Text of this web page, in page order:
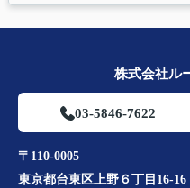
株式会社ル
03-5846-7622
〒110-0005
東京都台東区上野６丁目16-